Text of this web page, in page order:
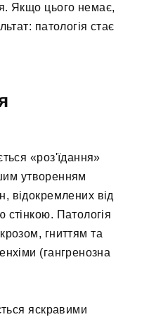
Якщо цього немає,
патологія стає
«роз'їдання»
утворенням
відокремлених від
стінкою. Патологія
гниттям та
(гангренозна
яскравими